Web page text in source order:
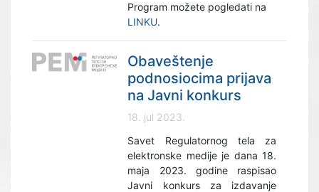
Program možete pogledati na
LINKU.
Obaveštenje
podnosiocima prijava
na Javni konkurs
18. jul 2023.
Savet Regulatornog tela za
elektronske medije je dana 18.
maja 2023. godine raspisao
Javni konkurs za izdavanje